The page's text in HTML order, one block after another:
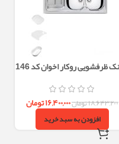
سینک ظرفشویی روکار اخوان کد 146
۱۸,۶۴۳,۲۰۰تومان۱۶,۴۰۰,۰۰۰تومان
افزودن به سبد خرید